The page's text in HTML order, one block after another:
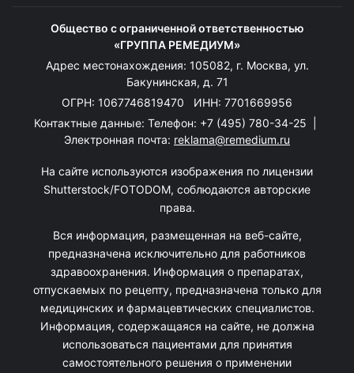
Общество с ограниченной ответственностью
«ГРУППА РЕМЕДИУМ»
Адрес местонахождения: 105082, г. Москва, ул.
Бакунинская, д. 71
ОГРН: 1067746819470 ИНН: 7701669956
Контактные данные: Телефон: +7 (495) 780-34-25
Электронная почта: reklama@remedium.ru
На сайте используются изображения по лицензии
Shutterstock/FOTODOM, соблюдаются авторские
права.
Вся информация, размещенная на веб-сайте,
предназначена исключительно для работников
здравоохранения. Информация о препаратах,
отпускаемых по рецепту, предназначена только для
медицинских и фармацевтических специалистов.
Информация, содержащаяся на сайте, не должна
использоваться пациентами для принятия
самостоятельного решения о применении